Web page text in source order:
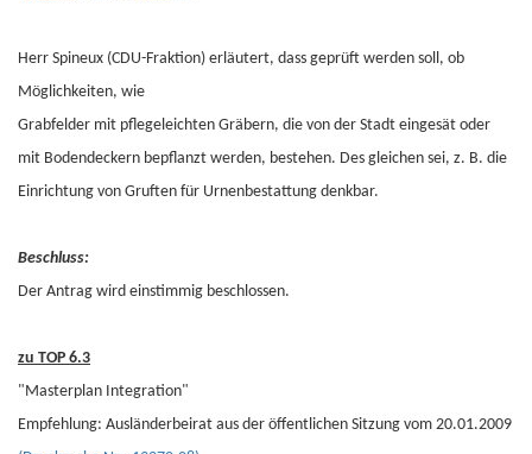
Herr Spineux (CDU-Fraktion) erläutert, dass geprüft werden soll, ob
Möglichkeiten, wie
Grabfelder mit pflegeleichten Gräbern, die von der Stadt eingesät oder
mit Bodendeckern bepflanzt werden, bestehen. Des gleichen sei, z. B. die
Einrichtung von Gruften für Urnenbestattung denkbar.
Beschluss:
Der Antrag wird einstimmig beschlossen.
zu TOP 6.3
"Masterplan Integration"
Empfehlung: Ausländerbeirat aus der öffentlichen Sitzung vom 20.01.2009